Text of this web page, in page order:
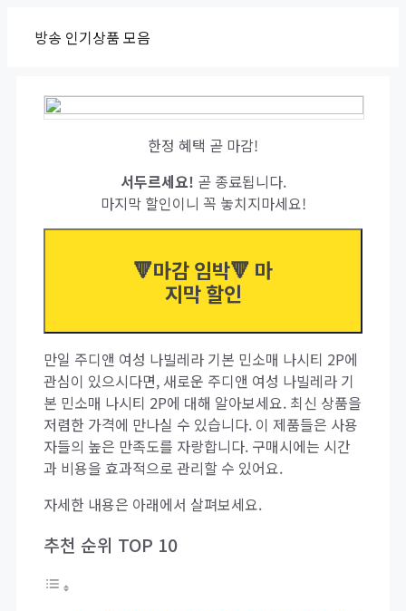
방송 인기상품 모음
한정 혜택 곧 마감!
서두르세요! 곧 종료됩니다.
마지막 할인이니 꼭 놓치지마세요!
🔻마감 임박🔻 마
지막 할인
만일 주디앤 여성 나빌레라 기본 민소매 나시티 2P에
관심이 있으시다면, 새로운 주디앤 여성 나빌레라 기
본 민소매 나시티 2P에 대해 알아보세요. 최신 상품을
저렴한 가격에 만나실 수 있습니다. 이 제품들은 사용
자들의 높은 만족도를 자랑합니다. 구매시에는 시간
과 비용을 효과적으로 관리할 수 있어요.
자세한 내용은 아래에서 살펴보세요.
추천 순위 TOP 10